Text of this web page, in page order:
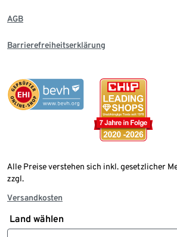
AGB
Barrierefreiheitserklärung
Alle Preise verstehen sich inkl. gesetzlicher
zzgl.
Versandkosten
Land wählen